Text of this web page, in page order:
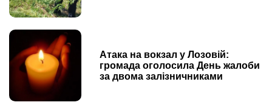
Атака на вокзал у Лозовій:
громада оголосила День жалоби
за двома залізничниками